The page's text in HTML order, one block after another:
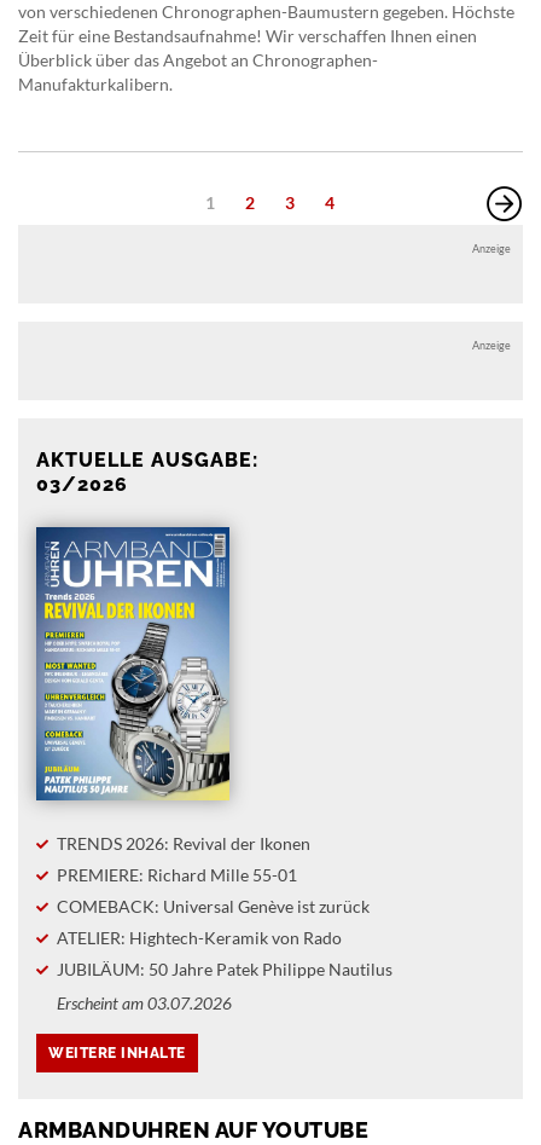
von verschiedenen Chronographen-Baumustern gegeben. Höchste
Zeit für eine Bestandsaufnahme! Wir verschaffen Ihnen einen
Überblick über das Angebot an Chronographen-
Manufakturkalibern.
1 2 3 4
Anzeige
Anzeige
AKTUELLE AUSGABE:
03/2026
TRENDS 2026: Revival der Ikonen
PREMIERE: Richard Mille 55-01
COMEBACK: Universal Genève ist zurück
ATELIER: Hightech-Keramik von Rado
JUBILÄUM: 50 Jahre Patek Philippe Nautilus
Erscheint am 03.07.2026
ARMBANDUHREN AUF YOUTUBE